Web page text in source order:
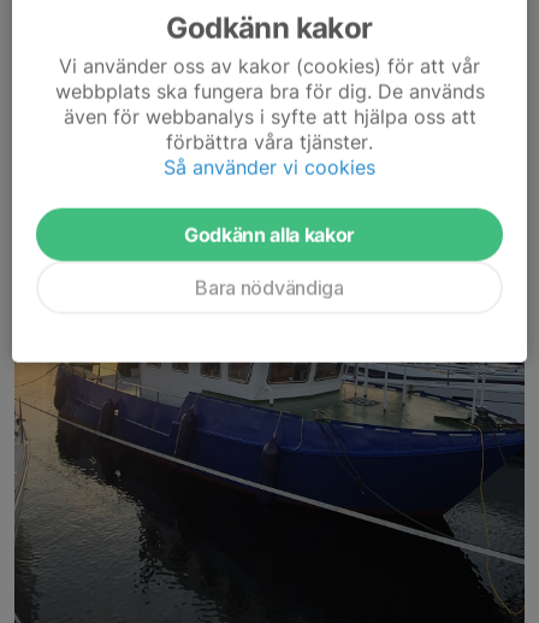
Godkänn kakor
Vi använder oss av kakor (cookies) för att vår
webbplats ska fungera bra för dig. De används
även för webbanalys i syfte att hjälpa oss att
förbättra våra tjänster.
Så använder vi cookies
Godkänn alla kakor
Bara nödvändiga